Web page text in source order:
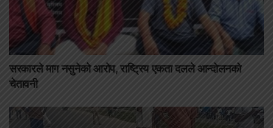
सरकारले माग नसुनेको आरोप, राष्ट्रिय एकता दलले आन्दोलनको
चेतावनी